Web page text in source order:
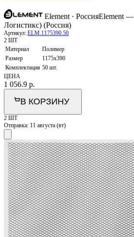
Element · РоссияElement —
Логистикс) (Россия)
Артикул: ELM.1175390.50
2 ШТ
Материал
Полимер
Размер
1175x390
Комплектация 50 шт.
ЦЕНА
1 056.9 р.
В КОРЗИНУ
2 ШТ
Отправка: 11 августа (вт)